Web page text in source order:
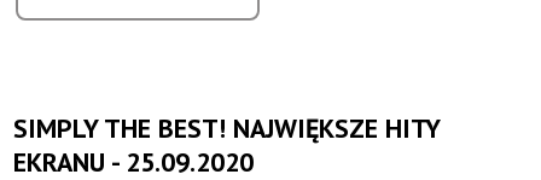
SIMPLY THE BEST! NAJWIĘKSZE HITY
EKRANU - 25.09.2020